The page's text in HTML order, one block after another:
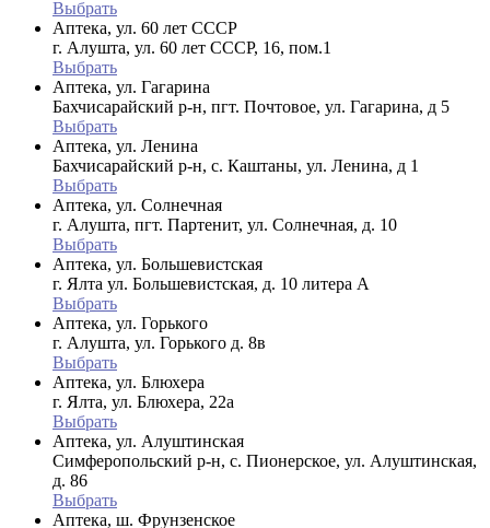
Выбрать
Аптека, ул. 60 лет СССР
г. Алушта, ул. 60 лет СССР, 16, пом.1
Выбрать
Аптека, ул. Гагарина
Бахчисарайский р-н, пгт. Почтовое, ул. Гагарина, д 5
Выбрать
Аптека, ул. Ленина
Бахчисарайский р-н, с. Каштаны, ул. Ленина, д 1
Выбрать
Аптека, ул. Солнечная
г. Алушта, пгт. Партенит, ул. Солнечная, д. 10
Выбрать
Аптека, ул. Большевистская
г. Ялта ул. Большевистская, д. 10 литера А
Выбрать
Аптека, ул. Горького
г. Алушта, ул. Горького д. 8в
Выбрать
Аптека, ул. Блюхера
г. Ялта, ул. Блюхера, 22а
Выбрать
Аптека, ул. Алуштинская
Симферопольский р-н, с. Пионерское, ул. Алуштинская,
д. 86
Выбрать
Аптека, ш. Фрунзенское